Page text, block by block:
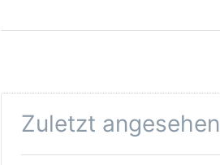
Zuletzt angesehen